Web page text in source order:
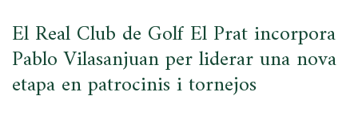
INOBLIDABLE
El Real Club de Golf El Prat incorpora
Pablo Vilasanjuan per liderar una nova
etapa en patrocinis i tornejos